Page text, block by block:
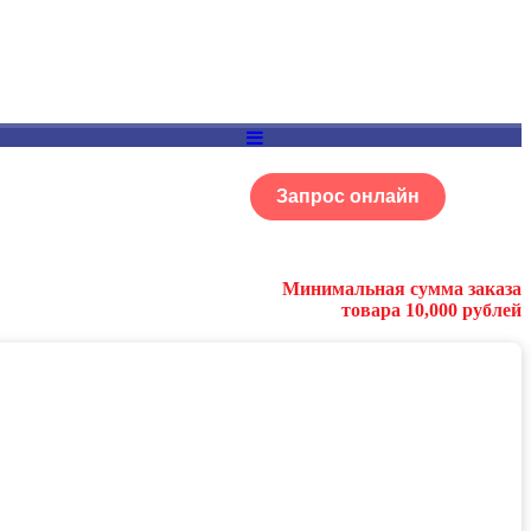
Запрос онлайн
Минимальная сумма заказа
товара 10,000 рублей